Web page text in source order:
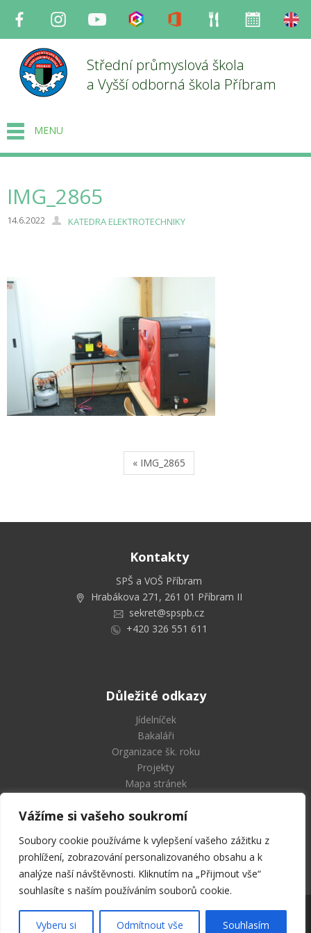
Vážíme si vašeho soukromí
Soubory cookie používáme k vylepšení vašeho zážitku z
prohlížení, zobrazování personalizovaného obsahu a k
analýze naší návštěvnosti. Kliknutím na „Přijmout vše“
souhlasíte s naším používáním souborů cookie.
Vyberu si Odmítnout vše Souhlasím
Facebook InstagramYoutube Bakaláři Office Strava
Střední průmyslová škola
a Vyšší odborná škola Příbram
MENU
IMG_2865
14.6.2022 KATEDRA ELEKTROTECHNIKY
« IMG_2865
Kontakty
SPŠ a VOŠ Příbram
Hrabákova 271, 261 01 Příbram II
sekret@spspb.cz
+420 326 551 611
Důležité odkazy
Jídelníček
Bakaláři
Organizace šk. roku
Projekty
Mapa stránek
Střední průmyslová škola
a Vyšší odborná škola Příbram
2026 © SPŠ a VOŠ Příbram | Všechna práva vyhrazena